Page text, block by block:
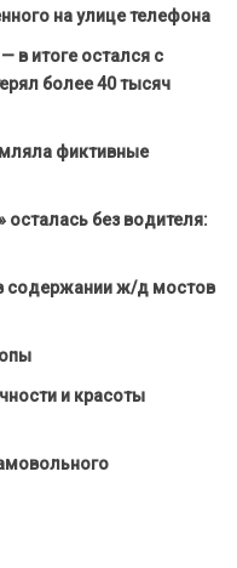
на улице телефона
в итоге остался с
более 40 тысяч
фиктивные
без водителя:
содержании ж/д мостов
и красоты